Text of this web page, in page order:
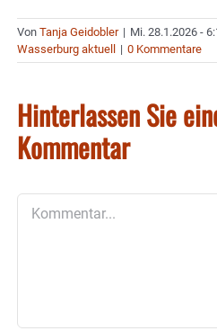
Von Tanja Geidobler | Mi. 28.1.2026 -
Wasserburg aktuell
| 0 Kommentare
Hinterlassen Sie
Kommentar